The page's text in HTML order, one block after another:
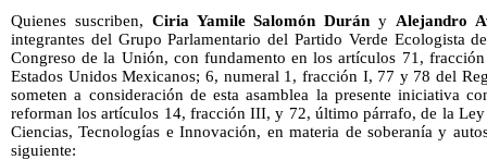
Quienes suscriben, Ciria Yamile Salomón Durán y Alejandro
integrantes del Grupo Parlamentario del Partido Verde Ecologista
Congreso de la Unión, con fundamento en los artículos 71,
Estados Unidos Mexicanos; 6, numeral 1, fracción I, 77 y 78 del
someten a consideración de esta asamblea la presente iniciativa
reforman los artículos 14, fracción III, y 72, último párrafo, de la Ley
Ciencias, Tecnologías e Innovación, en materia de soberanía y
siguiente: